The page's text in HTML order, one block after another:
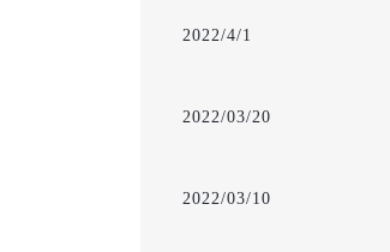
2022/4/1
2022/03/20
2022/03/10